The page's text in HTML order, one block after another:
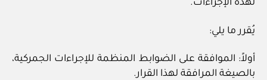
لهذه الإجراءات.
يُقرر ما يلي:
أولاً: الموافقة على الضوابط المنظمة للإجراءات الجمركية،
بالصيغة المرافقة لهذا القرار.